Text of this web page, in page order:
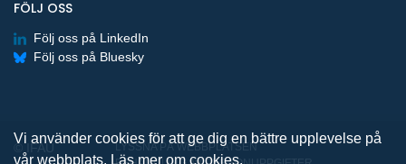
FÖLJ OSS
Följ oss på LinkedIn
Följ oss på Bluesky
© IFAU
LYSSNA PÅ WEBBPLATSEN
Vi använder cookies för att ge dig en bättre upplevelse på
vår webbplats. Läs mer om cookies.